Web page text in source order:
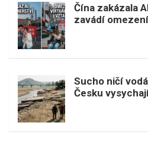
Čína zakázala
zavádí
Sucho ničí
Česku